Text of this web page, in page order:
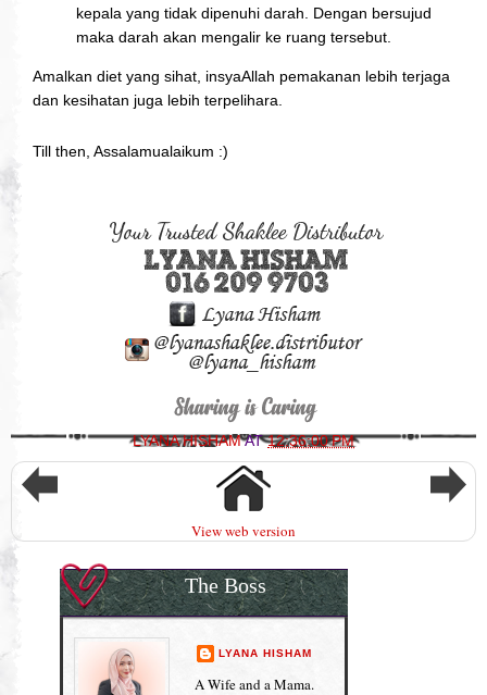
kepala yang tidak dipenuhi darah. Dengan bersujud
maka darah akan mengalir ke ruang tersebut.
Amalkan diet yang sihat, insyaAllah pemakanan lebih terjaga
dan kesihatan juga lebih terpelihara.
Till then, Assalamualaikum :)
LYANA HISHAMAT12:36:00 PM
View web version
The Boss
LYANA HISHAM
A Wife and a Mama.